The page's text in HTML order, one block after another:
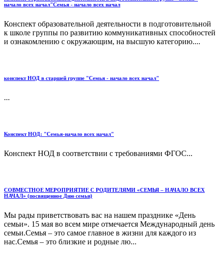
начало всех начал"Семья - начало всех начал
Конспект образовательной деятельности в подготовительной
к школе группы по развитию коммуникативных способностей
и ознакомлению с окружающим, на высшую категорию....
конспект НОД в старшей группе "Семья - начало всех начал"
...
Конспект НОД: "Семья-начало всех начал"
Конспект НОД в соответствии с требованиями ФГОС...
СОВМЕСТНОЕ МЕРОПРИЯТИЕ С РОДИТЕЛЯМИ «СЕМЬЯ – НАЧАЛО ВСЕХ
НАЧАЛ» (посвященное Дню семьи)
Мы рады приветствовать вас на нашем празднике «День
семьи». 15 мая во всем мире отмечается Международный день
семьи.Семья – это самое главное в жизни для каждого из
нас.Семья – это близкие и родные лю...